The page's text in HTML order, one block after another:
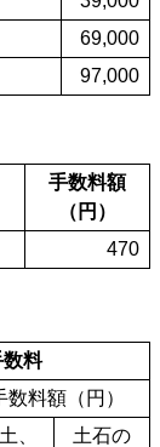
69,000
97,000
手数料額
（円）
470
料
数料額（円）
、
土石の